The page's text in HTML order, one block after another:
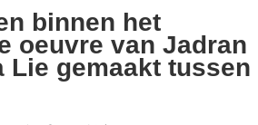
binnen het
oeuvre van Jadran
Lie gemaakt tussen